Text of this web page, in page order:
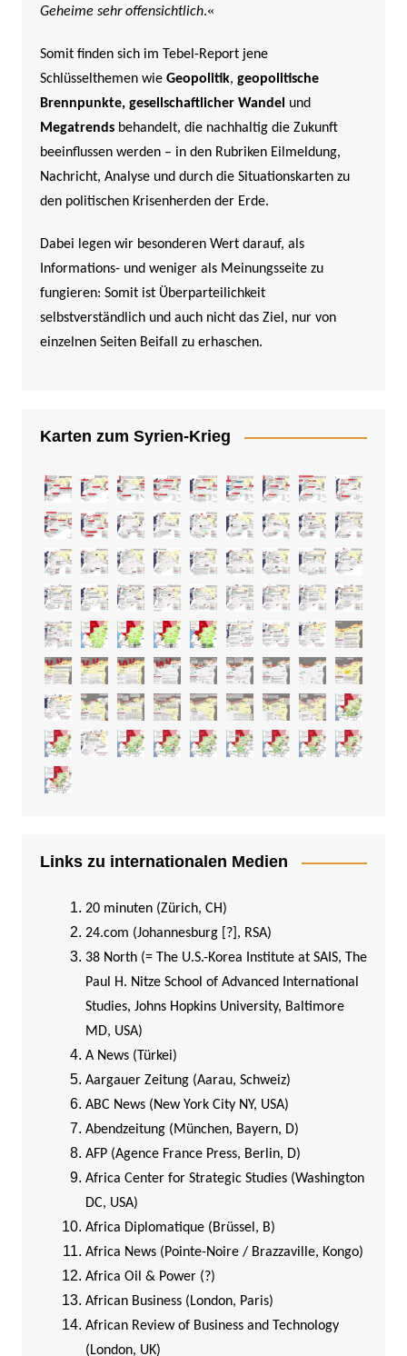
Geheime sehr offensichtlich.«
Somit finden sich im Tebel-Report jene
Schlüsselthemen wie Geopolitik, geopolitische
Brennpunkte, gesellschaftlicher Wandel und
Megatrendsbehandelt, die nachhaltig die Zukunft
beeinflussen werden – in den Rubriken Eilmeldung,
Nachricht, Analyse und durch die Situationskarten zu
den politischen Krisenherden der Erde.
Dabei legen wir besonderen Wert darauf, als
Informations- und weniger als Meinungsseite zu
fungieren: Somit ist Überparteilichkeit
selbstverständlich und auch nicht das Ziel, nur von
einzelnen Seiten Beifall zu erhaschen.
Karten zum Syrien-Krieg
Links zu internationalen Medien
20 minuten (Zürich, CH)
24.com (Johannesburg [?], RSA)
38 North (= The U.S.-Korea Institute at SAIS, The
Paul H. Nitze School of Advanced International
Studies, Johns Hopkins University, Baltimore
MD, USA)
A News (Türkei)
Aargauer Zeitung (Aarau, Schweiz)
ABC News (New York City NY, USA)
Abendzeitung (München, Bayern, D)
AFP (Agence France Press, Berlin, D)
Africa Center for Strategic Studies (Washington
DC, USA)
Africa Diplomatique (Brüssel, B)
Africa News (Pointe-Noire / Brazzaville, Kongo)
Africa Oil & Power (?)
African Business (London, Paris)
African Review of Business and Technology
(London, UK)